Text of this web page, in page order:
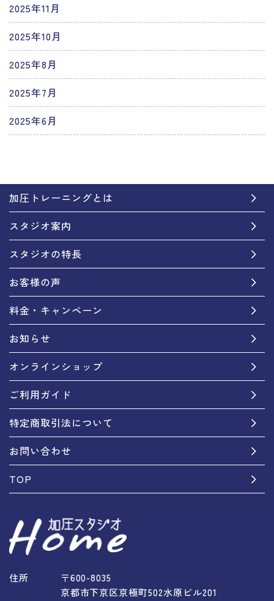
2025年11月
2025年10月
2025年8月
2025年7月
2025年6月
加圧トレーニングとは
スタジオ案内
スタジオの特長
お客様の声
料金・キャンペーン
お知らせ
オンラインショップ
ご利用ガイド
特定商取引法について
お問い合わせ
TOP
住所
〒600-8035
京都市下京区京極町502水原ビル201